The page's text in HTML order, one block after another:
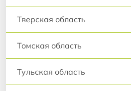
Тверская область
Томская область
Тульская область